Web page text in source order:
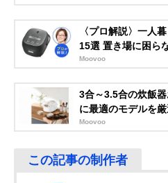
〈プロ解説〉一人
15選 置き場に困ら
Moovoo
3合～3.5合の炊飯
に最適のモデルを
Moovoo